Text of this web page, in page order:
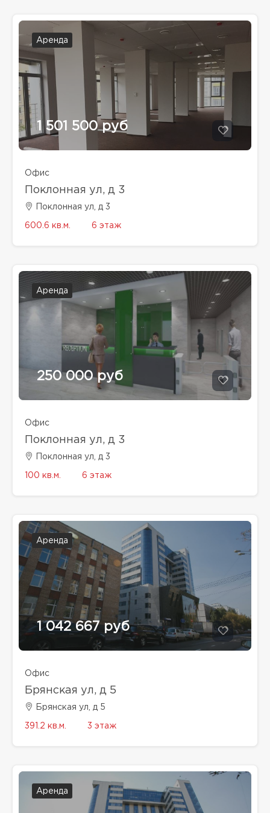
Аренда
1 501 500 руб
Офис
Поклонная ул, д 3
Поклонная ул, д 3
600.6 кв.м. 6 этаж
Аренда
250 000 руб
Офис
Поклонная ул, д 3
Поклонная ул, д 3
100 кв.м. 6 этаж
Аренда
1 042 667 руб
Офис
Брянская ул, д 5
Брянская ул, д 5
391.2 кв.м. 3 этаж
Аренда